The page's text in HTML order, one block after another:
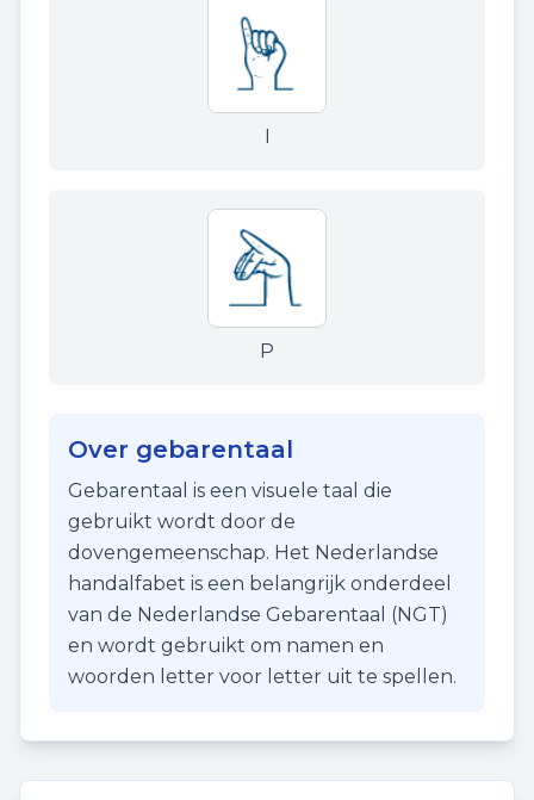
I
P
Over gebarentaal
Gebarentaal is een visuele taal die
gebruikt wordt door de
dovengemeenschap. Het Nederlandse
handalfabet is een belangrijk onderdeel
van de Nederlandse Gebarentaal (NGT)
en wordt gebruikt om namen en
woorden letter voor letter uit te spellen.